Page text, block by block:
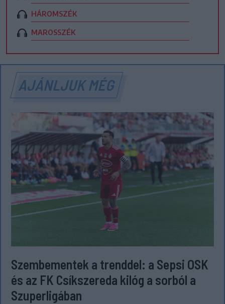
HÁROMSZÉK
MAROSSZÉK
AJÁNLJUK MÉG
Szembementek a trenddel: a Sepsi OSK
és az FK Csíkszereda kilóg a sorból a
Szuperligában